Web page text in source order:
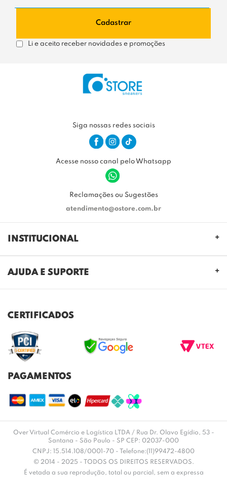
Cadastrar
Li e aceito receber novidades e promoções
Siga nossas redes sociais
Acesse nosso canal pelo Whatsapp
Reclamações ou Sugestões
atendimento@ostore.com.br
INSTITUCIONAL
REGULAMENTO CASHBACK
AJUDA E SUPORTE
TROCAS E DEVOLUÇÕES
ENVIO E ENTREGA
DÚVIDAS FREQUENTES
CERTIFICADOS
PAGAMENTOS
Over Virtual Comércio e Logística LTDA / Rua Dr. Olavo Egídio, 53 -
Santana - São Paulo - SP CEP: 02037-000
CNPJ: 15.514.108/0001-70 - Telefone:(11)99472-4800
© 2014 - 2025 - TODOS OS DIREITOS RESERVADOS.
É vetada a sua reprodução, total ou parcial, sem a expressa